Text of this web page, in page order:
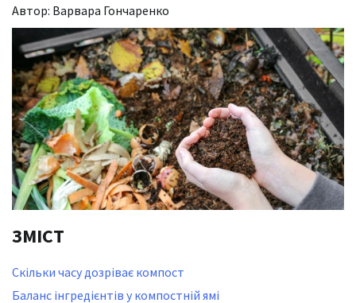
Автор: Варвара Гончаренко
ЗМІСТ
Скільки часу дозріває компост
Баланс інгредієнтів у компостній ямі